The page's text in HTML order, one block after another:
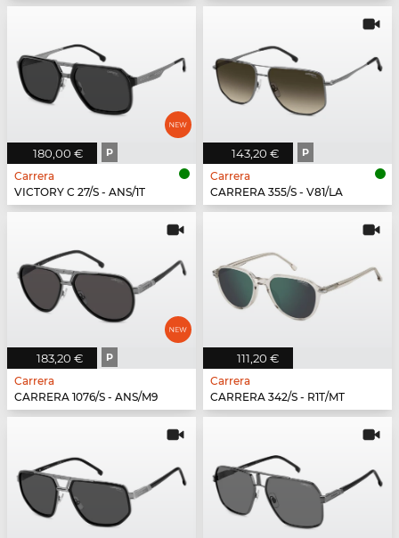
180,00 € P
Carrera
VICTORY C 27/S - ANS/1T
143,20 € P
Carrera
CARRERA 355/S - V81/LA
183,20 € P
Carrera
CARRERA 1076/S - ANS/M9
111,20 €
Carrera
CARRERA 342/S - R1T/MT